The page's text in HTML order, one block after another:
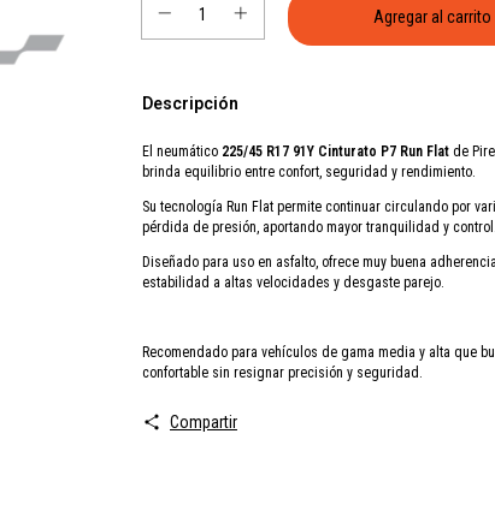
Descripción
El neumático 225/45 R17 91Y Cinturato P7 Run Flat de
brinda equilibrio entre confort, seguridad y rendimiento.
Su tecnología Run Flat permite continuar circulando por
pérdida de presión, aportando mayor tranquilidad y control.
Diseñado para uso en asfalto, ofrece muy buena
estabilidad a altas velocidades y desgaste parejo.
Recomendado para vehículos de gama media y alta que
confortable sin resignar precisión y seguridad.
Compartir